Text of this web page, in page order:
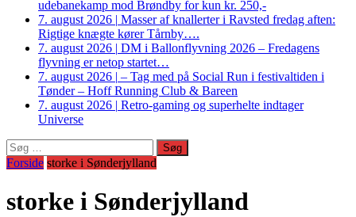
udebanekamp mod Brøndby for kun kr. 250,-
7. august 2026 | Masser af knallerter i Ravsted fredag aften:
Rigtige knægte kører Tårnby….
7. august 2026 | DM i Ballonflyvning 2026 – Fredagens
flyvning er netop startet…
7. august 2026 | – Tag med på Social Run i festivaltiden i
Tønder – Hoff Running Club & Bareen
7. august 2026 | Retro-gaming og superhelte indtager
Universe
Søg
efter:
Forside storke i Sønderjylland
storke i Sønderjylland